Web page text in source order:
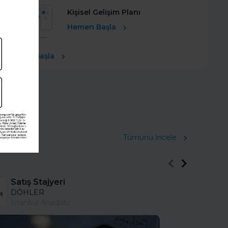
Kişisel Gelişim Planı
Hemen Başla
Ücretsiz Başla
Tümünü İncele
Satış Stajyeri
DÖHLER